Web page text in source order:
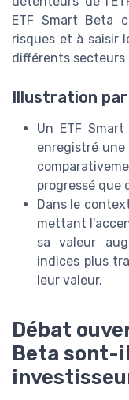
ETF Smart Beta
risques et à saisir
différents secteurs
Illustration
Un ETF
enregistré une
progressé que
Dans le
mettant
sa valeur
indices plus
leur valeur.
Débat
Beta sont-